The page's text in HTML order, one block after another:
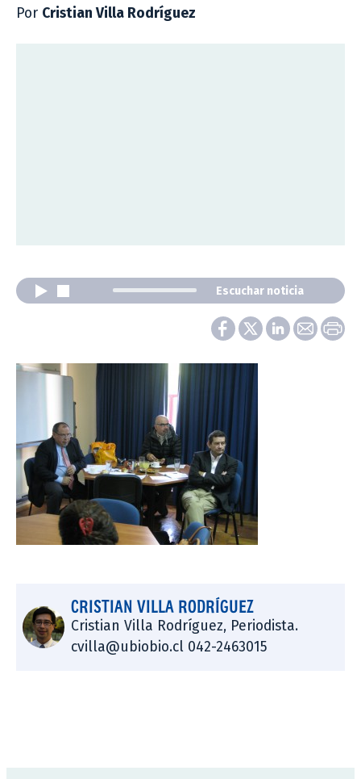
Por Cristian Villa Rodríguez
Escuchar noticia
CRISTIAN VILLA RODRÍGUEZ
Cristian Villa Rodríguez, Periodista.
cvilla@ubiobio.cl 042-2463015